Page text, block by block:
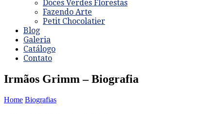
Doces Verdes Florestas
Fazendo Arte
Petit Chocolatier
Blog
Galeria
Catálogo
Contato
Irmãos Grimm – Biografia
Home Biografias